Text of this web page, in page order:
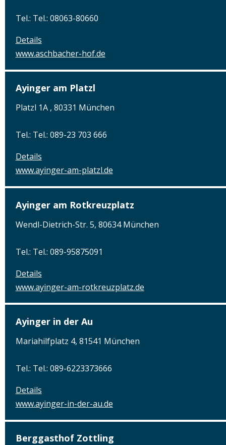
Tel.: Tel.: 08063-80660
Details
www.aschbacher-hof.de
Ayinger am Platzl
Platzl 1A , 80331 München
Tel.: Tel.: 089-23 703 666
Details
www.ayinger-am-platzl.de
Ayinger am Rotkreuzplatz
Wendl-Dietrich-Str. 5, 80634 München
Tel.: Tel.: 089-95875091
Details
www.ayinger-am-rotkreuzplatz.de
Ayinger in der Au
Mariahilfplatz 4, 81541 München
Tel.: Tel.: 089-6223373666
Details
www.ayinger-in-der-au.de
Berggasthof Zottling